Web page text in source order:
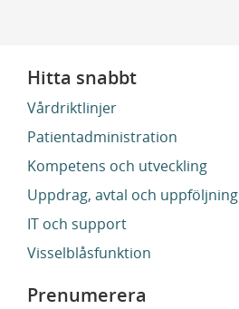
Hitta snabbt
Vårdriktlinjer
Patientadministration
Kompetens och utveckling
Uppdrag, avtal och uppföljning
IT och support
Visselblåsfunktion
Prenumerera